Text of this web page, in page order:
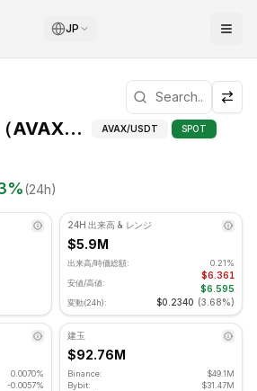
JP
分析
で取引されています. RSI指標は
アバランチ（AVAX）価格 テクニカル分析
AVAX/USDT SPOT
%(24h)
24H 出来高 & レンジ
$5.9M
出来高/時価総額:
0.21%
安値/高値:
$6.361
$6.595
変動(24h): $0.2340 (3.68%)
0.0070%
-0.0057%
建玉
$92.76M
Binance:
$49.1M
Bybit:
$31.47M